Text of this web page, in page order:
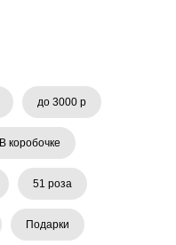
до 3000 р
В коробочке
51 роза
Подарки